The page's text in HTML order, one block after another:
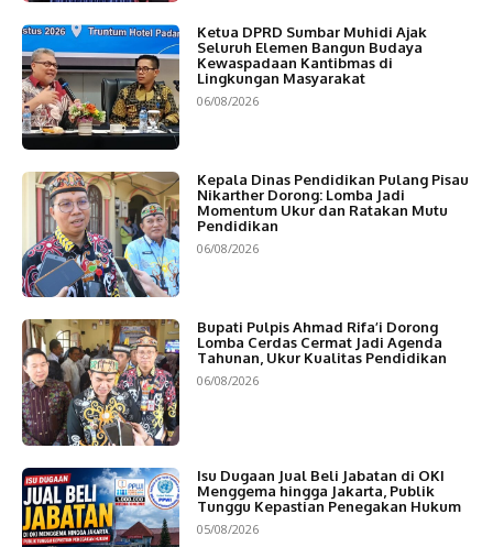
Ketua DPRD Sumbar Muhidi Ajak
Seluruh Elemen Bangun Budaya
Kewaspadaan Kantibmas di
Lingkungan Masyarakat
06/08/2026
Kepala Dinas Pendidikan Pulang Pisau
Nikarther Dorong: Lomba Jadi
Momentum Ukur dan Ratakan Mutu
Pendidikan
06/08/2026
Bupati Pulpis Ahmad Rifa’i Dorong
Lomba Cerdas Cermat Jadi Agenda
Tahunan, Ukur Kualitas Pendidikan
06/08/2026
Isu Dugaan Jual Beli Jabatan di OKI
Menggema hingga Jakarta, Publik
Tunggu Kepastian Penegakan Hukum
05/08/2026